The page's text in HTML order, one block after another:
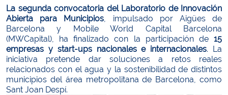
La segunda convocatoria del Laboratorio de Innovación
Abierta para Municipios, impulsado por Aigües de
Barcelona y Mobile World Capital Barcelona
(MWCapital), ha finalizado con la participación de 15
empresas y start-ups nacionales e internacionales. La
iniciativa pretende dar soluciones a retos reales
relacionados con el agua y la sostenibilidad de distintos
municipios del área metropolitana de Barcelona, como
Sant Joan Despí.